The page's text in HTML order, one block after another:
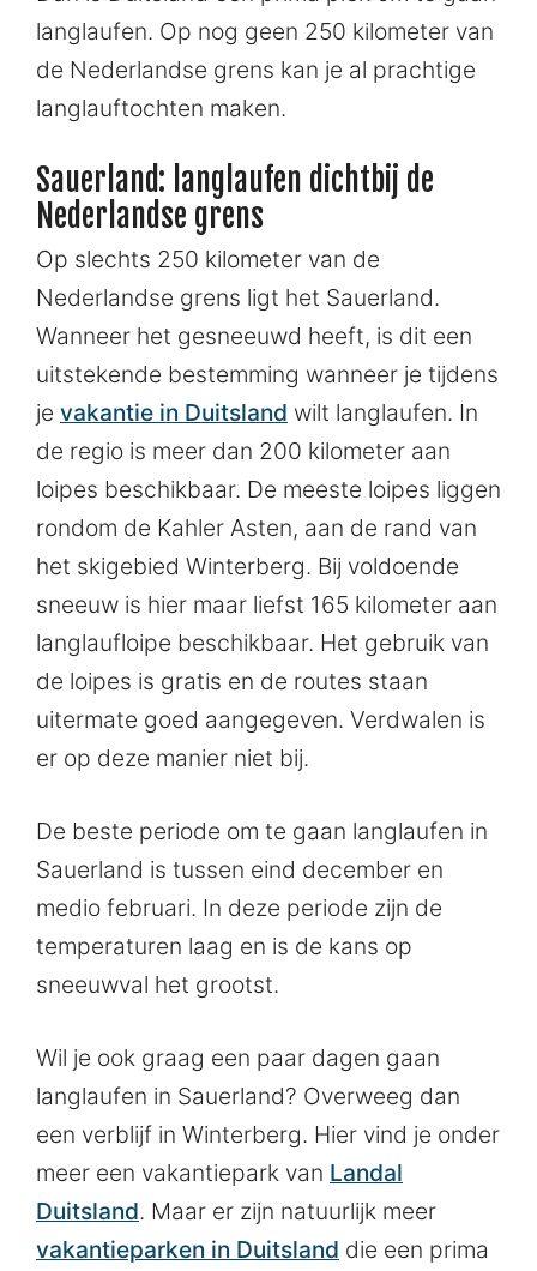
langlaufen. Op nog geen 250 kilometer van
de Nederlandse grens kan je al prachtige
langlauftochten maken.
Sauerland: langlaufen dichtbij de
Nederlandse grens
Op slechts 250 kilometer van de
Nederlandse grens ligt het Sauerland.
Wanneer het gesneeuwd heeft, is dit een
uitstekende bestemming wanneer je tijdens
je vakantie in Duitsland wilt langlaufen. In
de regio is meer dan 200 kilometer aan
loipes beschikbaar. De meeste loipes liggen
rondom de Kahler Asten, aan de rand van
het skigebied Winterberg. Bij voldoende
sneeuw is hier maar liefst 165 kilometer aan
langlaufloipe beschikbaar. Het gebruik van
de loipes is gratis en de routes staan
uitermate goed aangegeven. Verdwalen is
er op deze manier niet bij.
De beste periode om te gaan langlaufen in
Sauerland is tussen eind december en
medio februari. In deze periode zijn de
temperaturen laag en is de kans op
sneeuwval het grootst.
Wil je ook graag een paar dagen gaan
langlaufen in Sauerland? Overweeg dan
een verblijf in Winterberg. Hier vind je onder
meer een vakantiepark van Landal
Duitsland. Maar er zijn natuurlijk meer
vakantieparken in Duitsland die een prima